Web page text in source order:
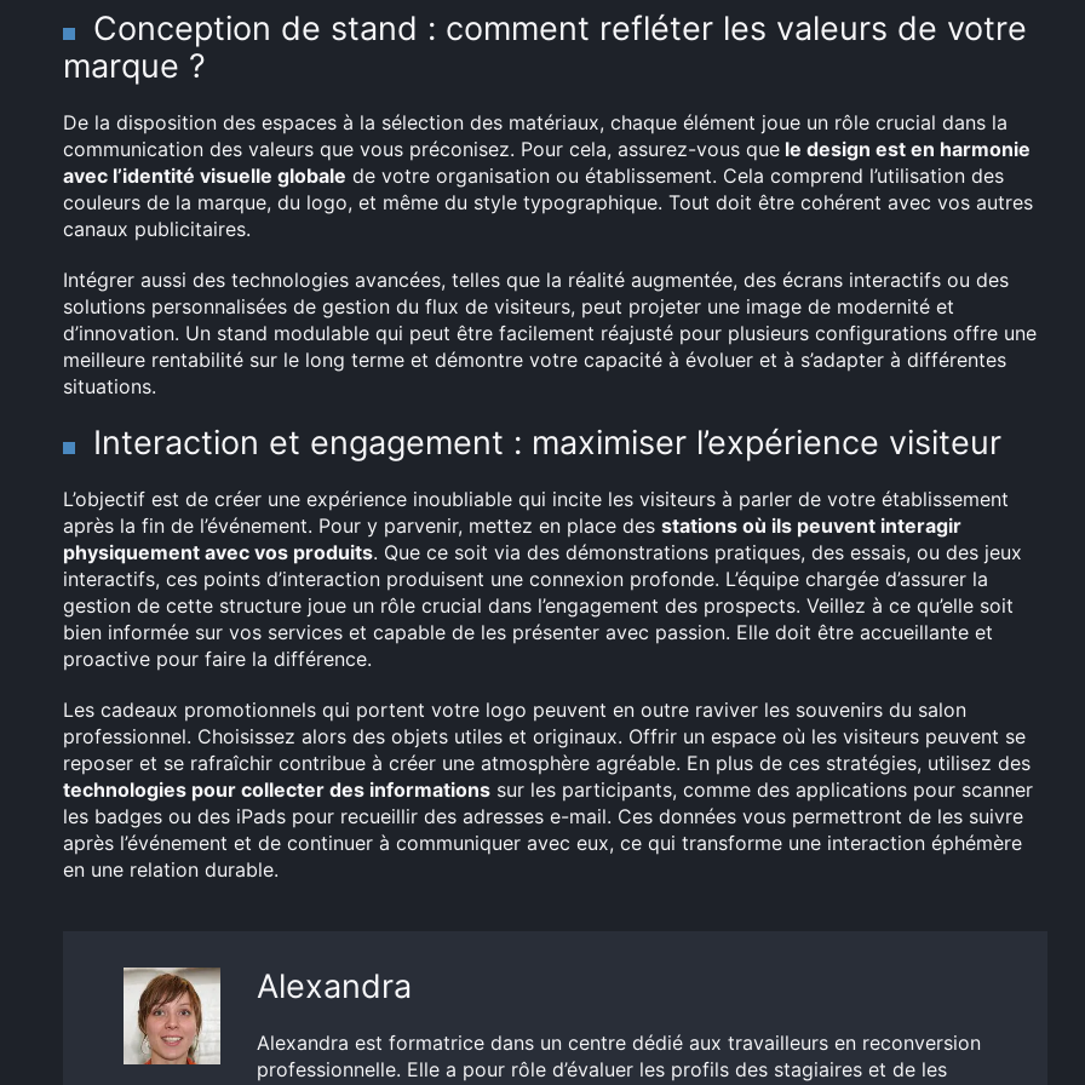
Conception de stand : comment refléter les valeurs de votre
marque ?
De la disposition des espaces à la sélection des matériaux, chaque élément joue un rôle crucial dans la
communication des valeurs que vous préconisez. Pour cela, assurez-vous que le design est en harmonie
avec l’identité visuelle globale de votre organisation ou établissement. Cela comprend l’utilisation des
couleurs de la marque, du logo, et même du style typographique. Tout doit être cohérent avec vos autres
canaux publicitaires.
Intégrer aussi des technologies avancées, telles que la réalité augmentée, des écrans interactifs ou des
solutions personnalisées de gestion du flux de visiteurs, peut projeter une image de modernité et
d’innovation. Un stand modulable qui peut être facilement réajusté pour plusieurs configurations offre une
meilleure rentabilité sur le long terme et démontre votre capacité à évoluer et à s’adapter à différentes
situations.
Interaction et engagement : maximiser l’expérience visiteur
L’objectif est de créer une expérience inoubliable qui incite les visiteurs à parler de votre établissement
après la fin de l’événement. Pour y parvenir, mettez en place des stations où ils peuvent interagir
physiquement avec vos produits. Que ce soit via des démonstrations pratiques, des essais, ou des jeux
interactifs, ces points d’interaction produisent une connexion profonde. L’équipe chargée d’assurer la
gestion de cette structure joue un rôle crucial dans l’engagement des prospects. Veillez à ce qu’elle soit
bien informée sur vos services et capable de les présenter avec passion. Elle doit être accueillante et
proactive pour faire la différence.
Les cadeaux promotionnels qui portent votre logo peuvent en outre raviver les souvenirs du salon
professionnel. Choisissez alors des objets utiles et originaux. Offrir un espace où les visiteurs peuvent se
reposer et se rafraîchir contribue à créer une atmosphère agréable. En plus de ces stratégies, utilisez des
technologies pour collecter des informations sur les participants, comme des applications pour scanner
les badges ou des iPads pour recueillir des adresses e-mail. Ces données vous permettront de les suivre
après l’événement et de continuer à communiquer avec eux, ce qui transforme une interaction éphémère
en une relation durable.
Alexandra
Alexandra est formatrice dans un centre dédié aux travailleurs en reconversion
professionnelle. Elle a pour rôle d’évaluer les profils des stagiaires et de les